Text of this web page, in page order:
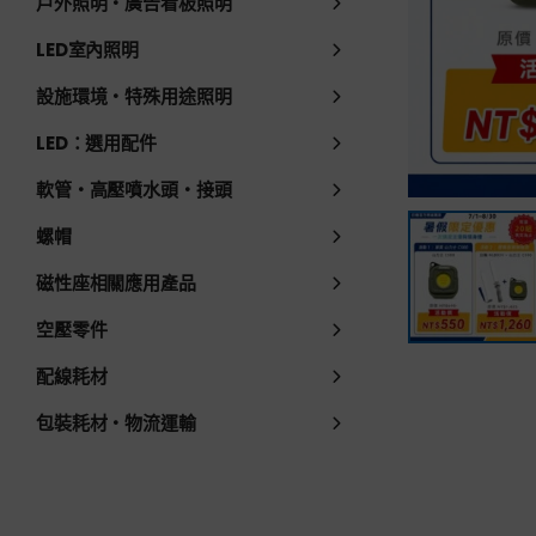
LED室內照明
設施環境・特殊用途照明
LED：選用配件
軟管・高壓噴水頭・接頭
螺帽
磁性座相關應用產品
空壓零件
配線耗材
包裝耗材・物流運輸